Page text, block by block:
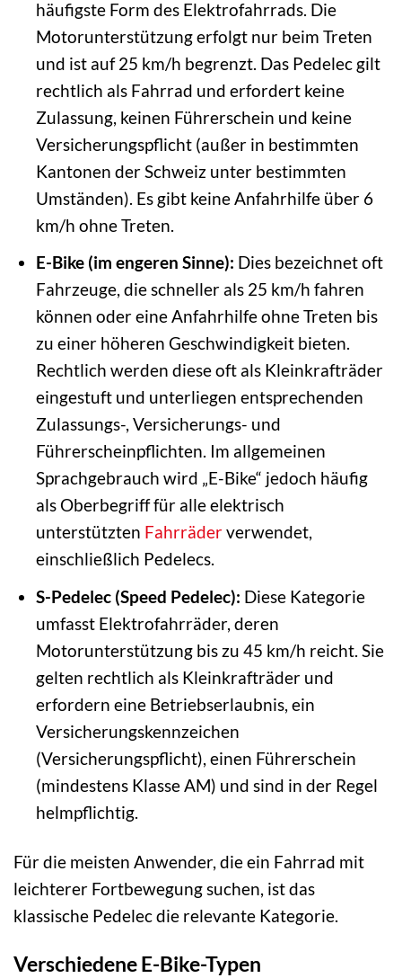
häufigste Form des Elektrofahrrads. Die
Motorunterstützung erfolgt nur beim Treten
und ist auf 25 km/h begrenzt. Das Pedelec gilt
rechtlich als Fahrrad und erfordert keine
Zulassung, keinen Führerschein und keine
Versicherungspflicht (außer in bestimmten
Kantonen der Schweiz unter bestimmten
Umständen). Es gibt keine Anfahrhilfe über 6
km/h ohne Treten.
E-Bike (im engeren Sinne): Dies bezeichnet oft
Fahrzeuge, die schneller als 25 km/h fahren
können oder eine Anfahrhilfe ohne Treten bis
zu einer höheren Geschwindigkeit bieten.
Rechtlich werden diese oft als Kleinkrafträder
eingestuft und unterliegen entsprechenden
Zulassungs-, Versicherungs- und
Führerscheinpflichten. Im allgemeinen
Sprachgebrauch wird „E-Bike“ jedoch häufig
als Oberbegriff für alle elektrisch
unterstützten Fahrräderverwendet,
einschließlich Pedelecs.
S-Pedelec (Speed Pedelec): Diese Kategorie
umfasst Elektrofahrräder, deren
Motorunterstützung bis zu 45 km/h reicht. Sie
gelten rechtlich als Kleinkrafträder und
erfordern eine Betriebserlaubnis, ein
Versicherungskennzeichen
(Versicherungspflicht), einen Führerschein
(mindestens Klasse AM) und sind in der Regel
helmpflichtig.
Für die meisten Anwender, die ein Fahrrad mit
leichterer Fortbewegung suchen, ist das
klassische Pedelec die relevante Kategorie.
Verschiedene E-Bike-Typen